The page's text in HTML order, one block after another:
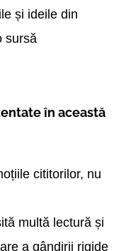
și ideile din
sursă
în această
cititorilor, nu
multă lectură și
a gândirii rigide